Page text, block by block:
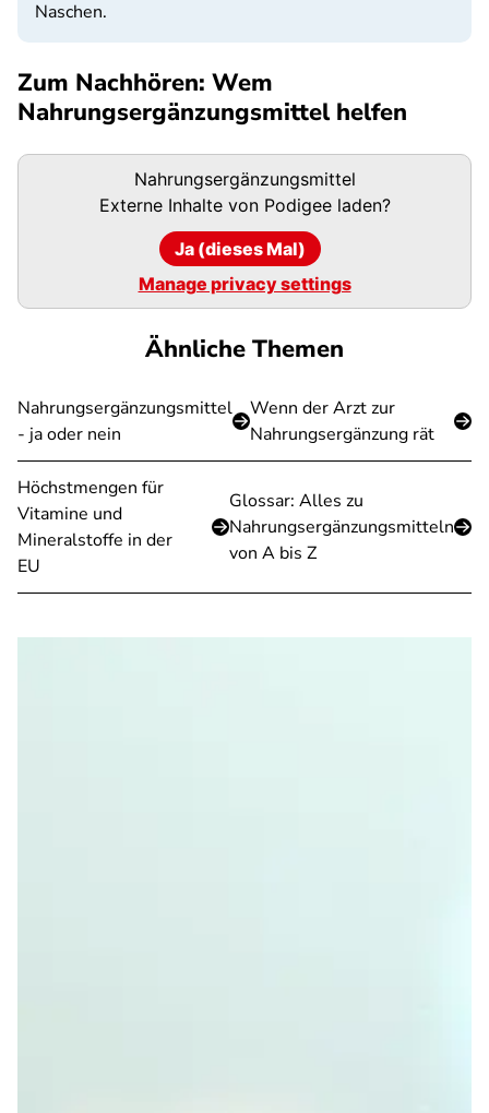
Naschen.
Zum Nachhören: Wem
Nahrungsergänzungsmittel helfen
Podigee-
Nahrungsergänzungsmittel
Externe Inhalte von Podigeeladen?
Ja (dieses Mal)
Manage privacy settings
Ähnliche Themen
Nahrungsergänzungsmittel
- ja oder nein
Wenn der Arzt zur
Nahrungsergänzung rät
Höchstmengen für
Vitamine und
Mineralstoffe in der
EU
Glossar: Alles zu
Nahrungsergänzungsmitteln
von A bis Z